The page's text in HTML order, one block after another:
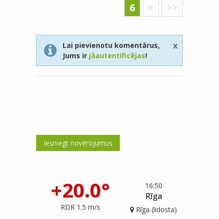
6
> >>
Lai pievienotu komentārus,
Jums ir jāautentificējas!
x
Iesniegt novērojumus
16:50
+20.0°
RDR 1.5 m/s
Rīga
Rīga (lidosta)